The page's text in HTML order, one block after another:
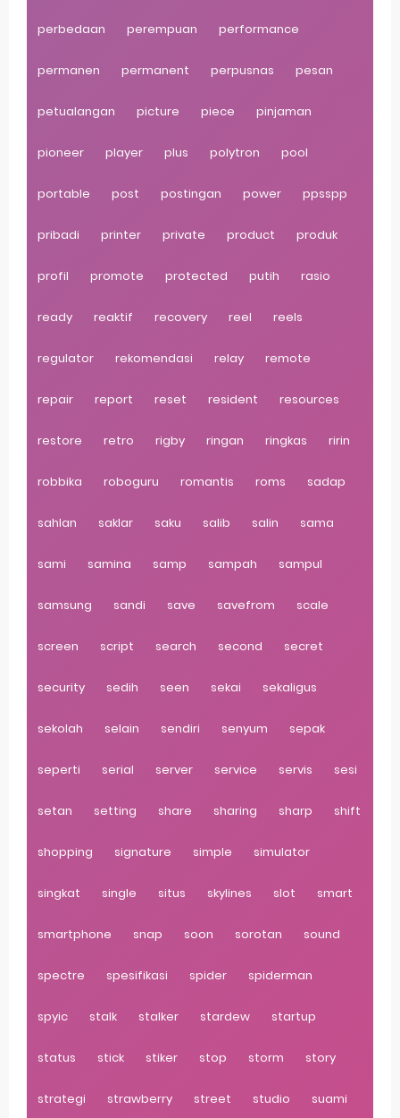
perbedaan perempuan performance
permanen permanent perpusnas pesan
petualangan picture piece pinjaman
pioneer player plus polytron pool
portable post postingan power ppsspp
pribadi printer private product produk
profil promote protected putih rasio
ready reaktif recovery reel reels
regulator rekomendasi relay remote
repair report reset resident resources
restore retro rigby ringan ringkas ririn
robbika roboguru romantis roms sadap
sahlan saklar saku salib salin sama
sami samina samp sampah sampul
samsung sandi save savefrom scale
screen script search second secret
security sedih seen sekai sekaligus
sekolah selain sendiri senyum sepak
seperti serial server service servis sesi
setan setting share sharing sharp shift
shopping signature simple simulator
singkat single situs skylines slot smart
smartphone snap soon sorotan sound
spectre spesifikasi spider spiderman
spyic stalk stalker stardew startup
status stick stiker stop storm story
strategi strawberry street studio suami